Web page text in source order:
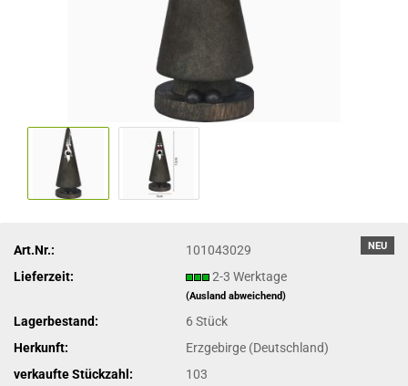
NEU
Art.Nr.:
101043029
Lieferzeit:
2-3 Werktage
(Ausland abweichend)
Lagerbestand: 6Stück
Herkunft:
Erzgebirge (Deutschland)
verkaufte Stückzahl:
103